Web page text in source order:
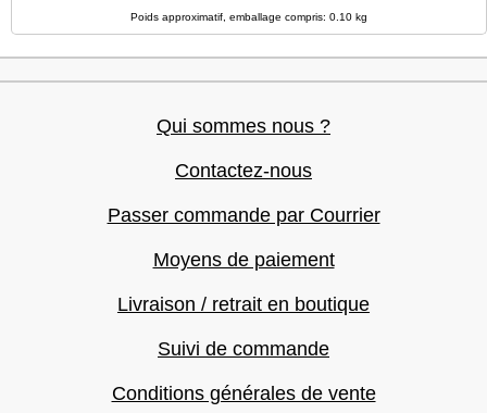
Poids approximatif, emballage compris: 0.10 kg
Qui sommes nous ?
Contactez-nous
Passer commande par Courrier
Moyens de paiement
Livraison / retrait en boutique
Suivi de commande
Conditions générales de vente